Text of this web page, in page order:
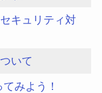
キュリティ対
いて
みよう！